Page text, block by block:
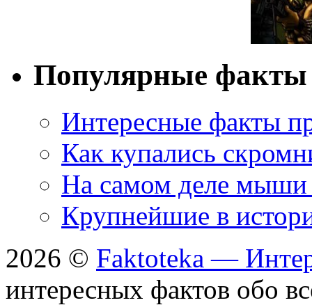
Популярные факты
Интересные факты
Как купались
На самом деле мыши
Крупнейшие в
2026 © Faktoteka —
интересных фактов обо